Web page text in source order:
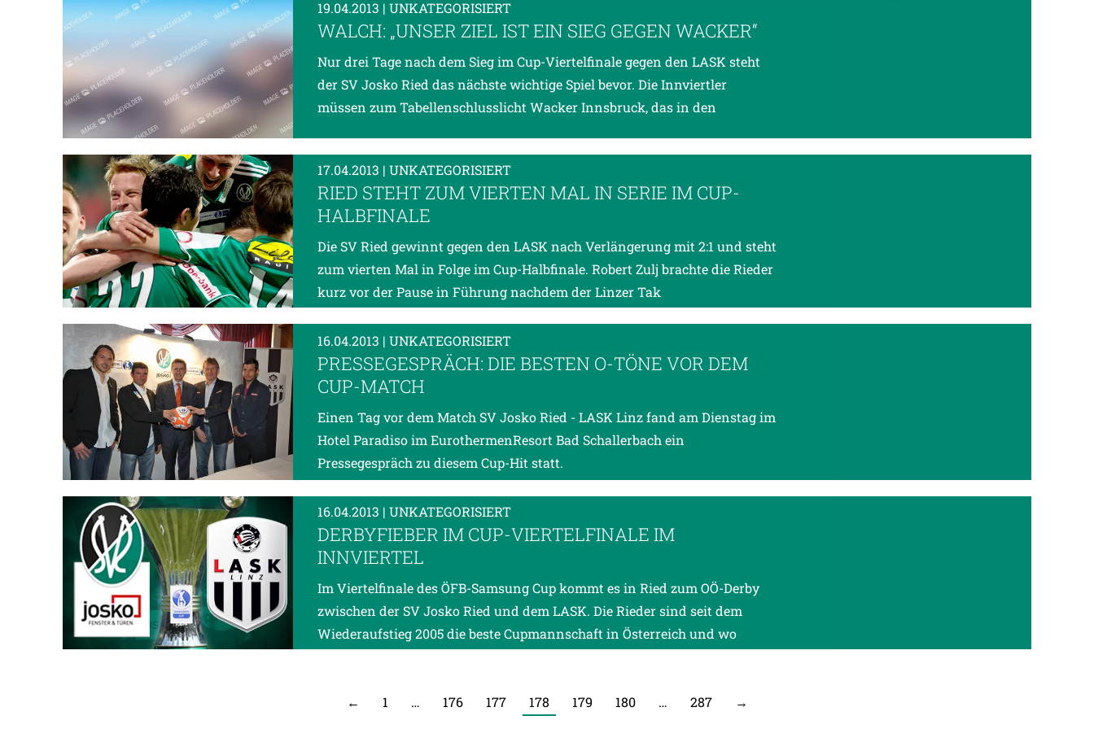
19.04.2013 | UNKATEGORISIERT
WALCH: „UNSER ZIEL IST EIN SIEG GEGEN WACKER“
Nur drei Tage nach dem Sieg im Cup-Viertelfinale gegen den LASK steht
der SV Josko Ried das nächste wichtige Spiel bevor. Die Innviertler
müssen zum Tabellenschlusslicht Wacker Innsbruck, das in den
17.04.2013 | UNKATEGORISIERT
RIED STEHT ZUM VIERTEN MAL IN SERIE IM CUP-
HALBFINALE
Die SV Ried gewinnt gegen den LASK nach Verlängerung mit 2:1 und steht
zum vierten Mal in Folge im Cup-Halbfinale. Robert Zulj brachte die Rieder
kurz vor der Pause in Führung nachdem der Linzer Tak
16.04.2013 | UNKATEGORISIERT
PRESSEGESPRÄCH: DIE BESTEN O-TÖNE VOR DEM
CUP-MATCH
Einen Tag vor dem Match SV Josko Ried - LASK Linz fand am Dienstag im
Hotel Paradiso im EurothermenResort Bad Schallerbach ein
Pressegespräch zu diesem Cup-Hit statt.
16.04.2013 | UNKATEGORISIERT
DERBYFIEBER IM CUP-VIERTELFINALE IM
INNVIERTEL
Im Viertelfinale des ÖFB-Samsung Cup kommt es in Ried zum OÖ-Derby
zwischen der SV Josko Ried und dem LASK. Die Rieder sind seit dem
Wiederaufstieg 2005 die beste Cupmannschaft in Österreich und wo
← 1 … 176 177 178 179 180 … 287 →